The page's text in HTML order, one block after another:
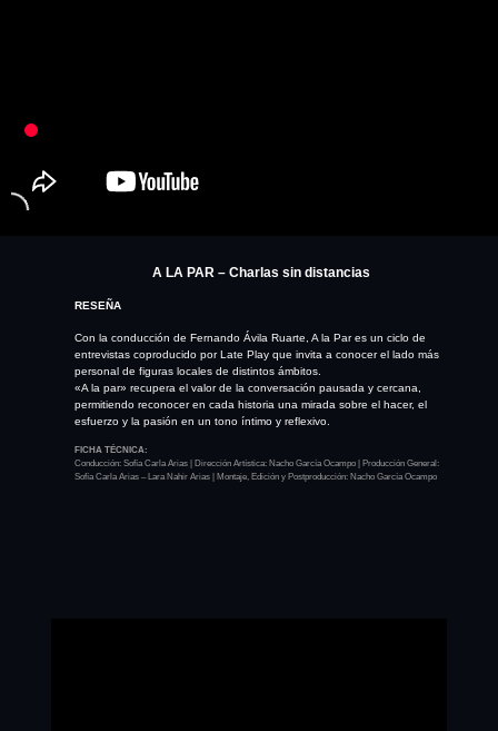
A LA PAR – Charlas sin distancias
RESEÑA
Con la conducción de Fernando Ávila Ruarte, A la Par es un ciclo de
entrevistas coproducido por Late Play que invita a conocer el lado más
personal de figuras locales de distintos ámbitos.
«A la par» recupera el valor de la conversación pausada y cercana,
permitiendo reconocer en cada historia una mirada sobre el hacer, el
esfuerzo y la pasión en un tono íntimo y reflexivo.
FICHA TÉCNICA:
Conducción: Sofía Carla Arias | Dirección Artística: Nacho García Ocampo | Producción General:
Sofía Carla Arias – Lara Nahir Arias | Montaje, Edición y Postproducción: Nacho García Ocampo